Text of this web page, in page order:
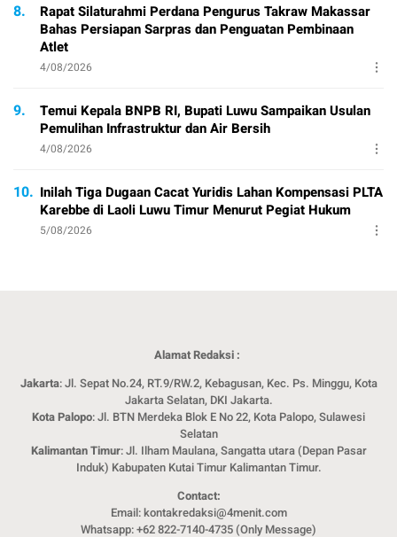
8.
Rapat Silaturahmi Perdana Pengurus Takraw Makassar
Bahas Persiapan Sarpras dan Penguatan Pembinaan
Atlet
4/08/2026
9.
Temui Kepala BNPB RI, Bupati Luwu Sampaikan Usulan
Pemulihan Infrastruktur dan Air Bersih
4/08/2026
10. Inilah Tiga Dugaan Cacat Yuridis Lahan Kompensasi PLTA
Karebbe di Laoli Luwu Timur Menurut Pegiat Hukum
5/08/2026
Alamat Redaksi :
Jakarta: Jl. Sepat No.24, RT.9/RW.2, Kebagusan, Kec. Ps. Minggu, Kota
Jakarta Selatan, DKI Jakarta.
Kota Palopo: Jl. BTN Merdeka Blok E No 22, Kota Palopo, Sulawesi
Selatan
Kalimantan Timur: Jl. Ilham Maulana, Sangatta utara (Depan Pasar
Induk) Kabupaten Kutai Timur Kalimantan Timur.
Contact:
Email: kontakredaksi@4menit.com
Whatsapp: +62 822-7140-4735 (Only Message)